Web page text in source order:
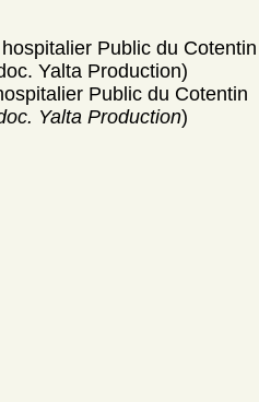
Public du Cotentin
Yalta Production)